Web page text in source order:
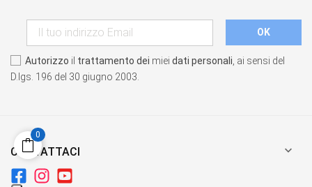
Autorizzo il trattamento dei miei dati personali , ai sensi del
D.lgs. 196 del 30 giugno 2003.
CONTATTACI 
0